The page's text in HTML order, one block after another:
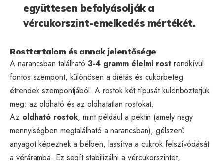
együttesen befolyásolják a
vércukorszint-emelkedés mértékét.
Rosttartalom és annak jelentősége
A narancsban található 3-4 gramm élelmi rost rendkívül
fontos szempont, különösen a diétás és cukorbeteg
étrendek szempontjából. A rostok két típusát különböztetjük
meg: az oldható és az oldhatatlan rostokat.
Az oldható rostok, mint például a pektin (amely nagy
mennyiségben megtalálható a narancsban), gélszerű
anyagot képeznek a bélben, lassítva a cukrok felszívódását
a véráramba. Ez segít stabilizálni a vércukorszintet,